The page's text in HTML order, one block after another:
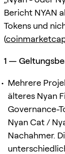
Bericht NYAN
Tokens und
(
1 —
Mehrere
älteres Nyan
Governance-
Nyan Cat /
Nachahmer.